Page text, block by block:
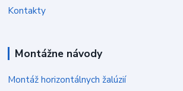
Kontakty
Montážne návody
Montáž horizontálnych žalúzií